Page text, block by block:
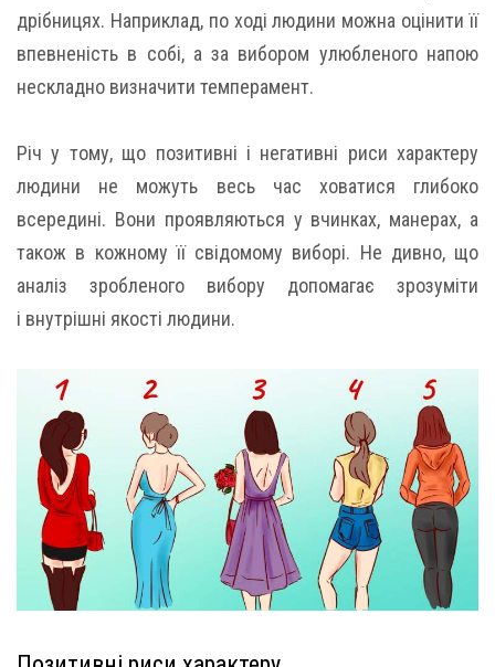
дрібницях. Наприклад, по ході людини можна оцінити її
впевненість в собі, а за вибором улюбленого напою
нескладно визначити темперамент.
Річ у тому, що позитивні і негативні риси характеру
людини не можуть весь час ховатися глибоко
всередині. Вони проявляються у вчинках, манерах, а
також в кожному її свідомому виборі. Не дивно, що
аналіз зробленого вибору допомагає зрозуміти
і внутрішні якості людини.